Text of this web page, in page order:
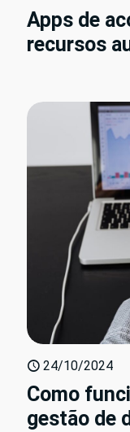
Apps de
recursos
24/10/2024
Como
gestão de